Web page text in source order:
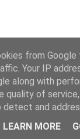
from
Your IP
along with
quality of
and
LEARN MORE